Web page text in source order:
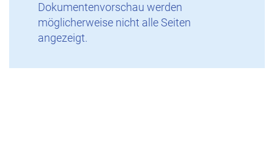
Dokumentenvorschau werden
möglicherweise nicht alle Seiten
angezeigt.